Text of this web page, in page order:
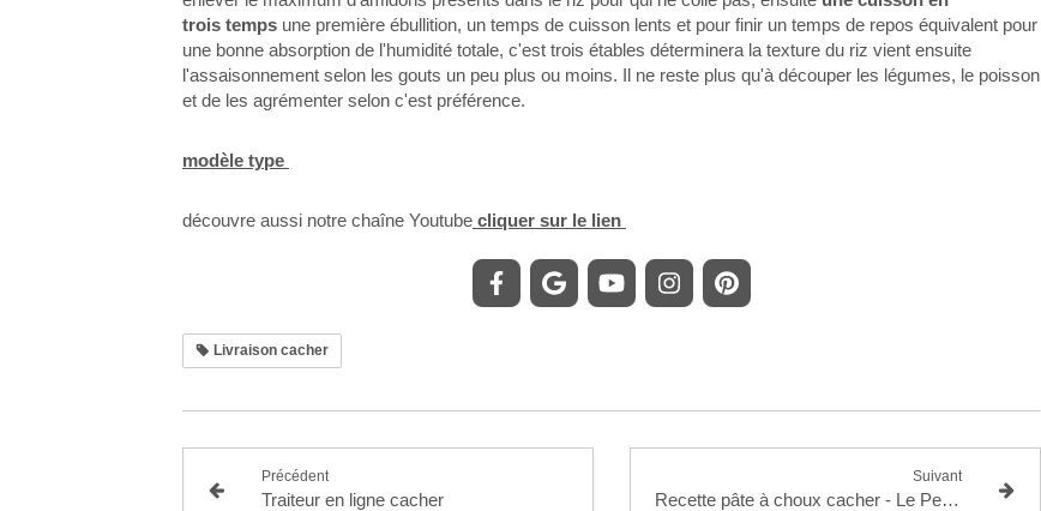
trois temps une première ébullition, un temps de cuisson lents et pour finir un temps de repos équivalent pour
une bonne absorption de l'humidité totale, c'est trois étables déterminera la texture du riz vient ensuite
l'assaisonnement selon les gouts un peu plus ou moins. Il ne reste plus qu'à découper les légumes, le poisson
et de les agrémenter selon c'est préférence.
modèle type
découvre aussi notre chaîne Youtube cliquer sur le lien
Livraison cacher
Précédent
Traiteur en ligne cacher
Suivant
Recette pâte à choux cacher - Le Petit Cacher